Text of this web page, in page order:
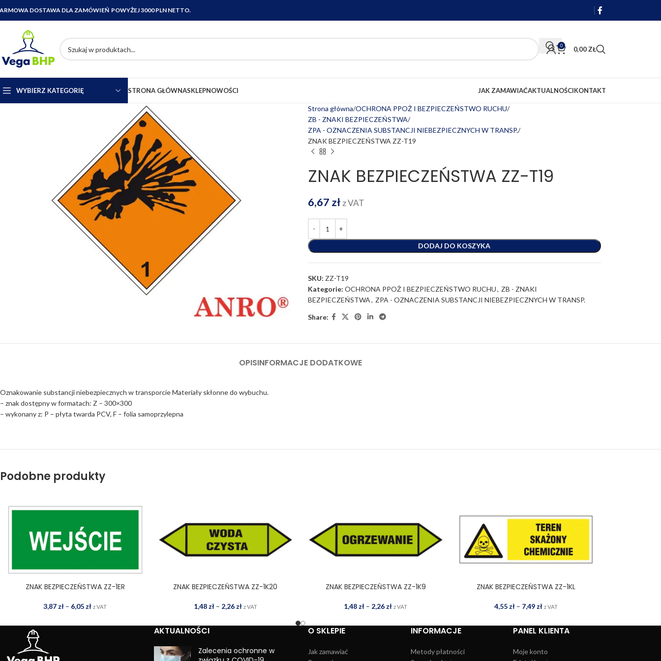
DOSTAWA DLA ZAMÓWIEŃ POWYŻEJ 3000 PLN NETTO.
0 0,00 ZŁ
WYBIERZ KATEGORIĘ STRONA GŁÓWNASKLEPNOWOŚCI JAK ZAMAWIAĆAKTUALNOŚCIKONTAKT
Strona główna OCHRONA PPOŻ I BEZPIECZEŃSTWO RUCHU
ZB - ZNAKI BEZPIECZEŃSTWA
ZPA - OZNACZENIA SUBSTANCJI NIEBEZPIECZNYCH W TRANSP.
ZNAK BEZPIECZEŃSTWA ZZ-T19
ZNAK BEZPIECZEŃSTWA ZZ-T19
6,67 zł z VAT
DODAJ DO KOSZYKA
SKU: ZZ-T19
Kategorie: OCHRONA PPOŻ I BEZPIECZEŃSTWO RUCHU, ZB - ZNAKI
BEZPIECZEŃSTWA, ZPA - OZNACZENIA SUBSTANCJI NIEBEZPIECZNYCH W TRANSP.
Share:
OPISINFORMACJE DODATKOWE
Oznakowanie substancji niebezpiecznych w transporcie Materiały skłonne do wybuchu.
– znak dostępny w formatach: Z – 300×300
– wykonany z: P – płyta twarda PCV, F – folia samoprzylepna
Podobne produkty
WYBIERZ OPCJE
ZNAK BEZPIECZEŃSTWA ZZ-1ER
3,87 zł – 6,05 zł z VAT
WYBIERZ OPCJE
ZNAK BEZPIECZEŃSTWA ZZ-1K20
1,48 zł – 2,26 zł z VAT
WYBIERZ OPCJE
ZNAK BEZPIECZEŃSTWA ZZ-1K9
1,48 zł – 2,26 zł z VAT
WYBIERZ OPCJE
ZNAK BEZPIECZEŃSTWA ZZ-1KL
4,55 zł – 7,49 zł z VAT
AKTUALNOŚCI
Zalecenia ochronne w
O SKLEPIE
Jak zamawiać
INFORMACJE
Metody płatności
PANEL KLIENTA
Moje konto